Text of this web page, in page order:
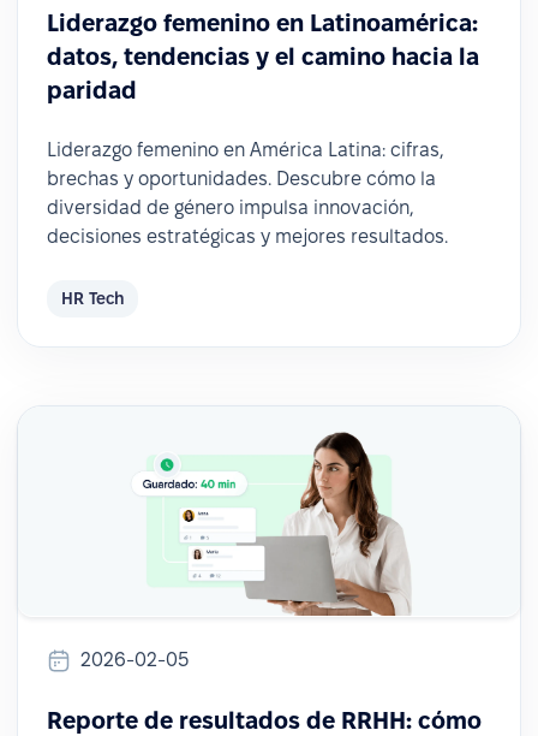
Liderazgo femenino en Latinoamérica:
datos, tendencias y el camino hacia la
paridad
Liderazgo femenino en América Latina: cifras,
brechas y oportunidades. Descubre cómo la
diversidad de género impulsa innovación,
decisiones estratégicas y mejores resultados.
HR Tech
2026-02-05
Reporte de resultados de RRHH: cómo